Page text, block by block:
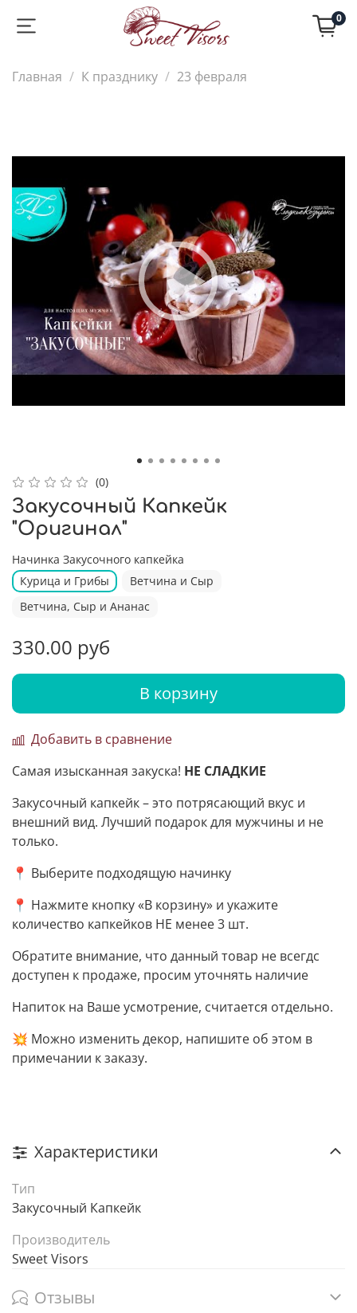
0
Главная К празднику 23 февраля
(0)
Закусочный Капкейк
"Оригинал"
Начинка Закусочного капкейка
Курица и Грибы
Ветчина и Сыр
Ветчина, Сыр и Ананас
330.00 руб
В корзину
Добавить в сравнение
Самая изысканная закуска! НЕ СЛАДКИЕ
Закусочный капкейк – это потрясающий вкус и
внешний вид. Лучший подарок для мужчины и не
только.
📍 Выберите подходящую начинку
📍 Нажмите кнопку «В корзину» и укажите
количество капкейков НЕ менее 3 шт.
Обратите внимание, что данный товар не всегдс
доступен к продаже, просим уточнять наличие
Напиток на Ваше усмотрение, считается отдельно.
💥 Можно изменить декор, напишите об этом в
примечании к заказу.
Характеристики
Тип
Закусочный Капкейк
Производитель
Sweet Visors
Отзывы